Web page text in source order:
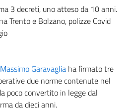
3 decreti, uno atteso da 10 anni.
Trento e Bolzano, polizze Covid
Massimo Garavaglia ha firmato tre
due norme contenute nel
poco convertito in legge dal
da dieci anni.